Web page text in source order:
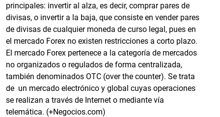
principales: invertir al alza, es decir, comprar pares de
divisas, o invertir a la baja, que consiste en vender pares
de divisas de cualquier moneda de curso legal, pues en
el mercado Forex no existen restricciones a corto plazo.
El mercado Forex pertenece a la categoría de mercados
no organizados o regulados de forma centralizada,
también denominados OTC (over the counter). Se trata
de un mercado electrónico y global cuyas operaciones
se realizan a través de Internet o mediante vía
telemática. (+Negocios.com)